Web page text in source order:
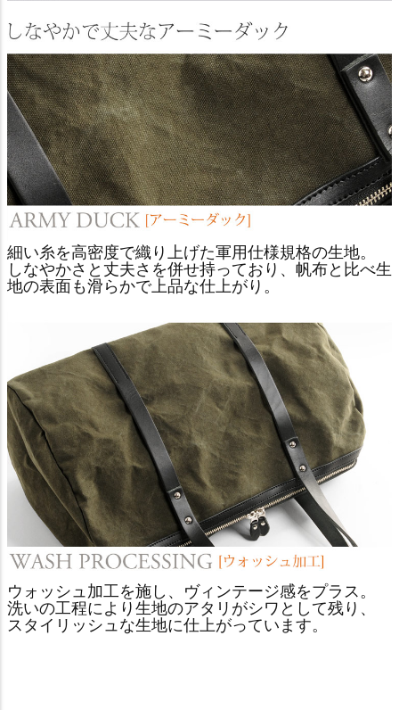
細い糸を高密度で織り上げた軍用仕様規格の生地。
しなやかさと丈夫さを併せ持っており、帆布と比べ生
地の表面も滑らかで上品な仕上がり。
ウォッシュ加工を施し、ヴィンテージ感をプラス。
洗いの工程により生地のアタリがシワとして残り、
スタイリッシュな生地に仕上がっています。